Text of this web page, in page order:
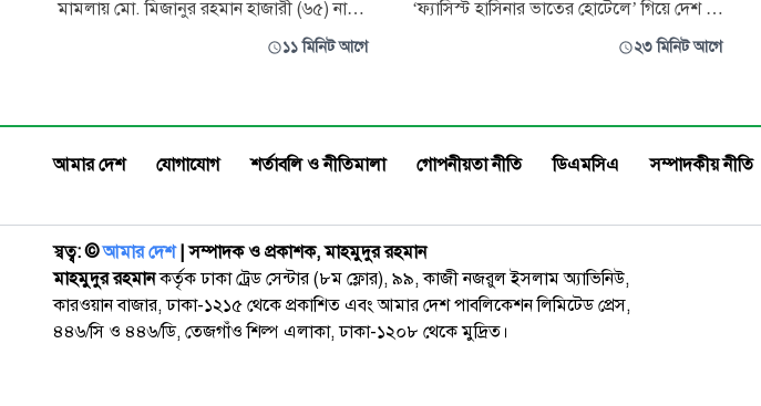
মামলায় মো. মিজানুর রহমান হাজারী (৬৫) নামে
এক আসামিকে যাবজ্জীবন কারাদণ্ড ও ৩০ হাজার
হয়েছে। একই মামলার অপর আসামি মেহেদী
হাসানের (২৯) বিরুদ্ধে অভিযোগ প্রমাণিত না হওয়া
১১ মিনিট আগে
‘ফ্যাসিস্ট হাসিনার ভাতের হোটেলে’ গিয়ে দেশ ও
জাতির সঙ্গে গাদ্দারি করেছিল বলে মন্তব্য করেছেন
কাঁপানো গণঅভ্যুত্থানের ঐতিহাসিক পটভূমি রচনা
করেছিলেন বিএনপির ভারপ্রাপ্ত চেয়া
২৩ মিনিট আগে
আমার দেশ যোগাযোগ শর্তাবলি ও নীতিমালা গোপনীয়তা নীতি ডিএমসিএ সম্পাদকীয় নীতি
স্বত্ব: ©️আমার দেশ| সম্পাদক ও প্রকাশক, মাহমুদুর রহমান
মাহমুদুর রহমানকর্তৃক ঢাকা ট্রেড সেন্টার (৮ম ফ্লোর), ৯৯, কাজী নজরুল ইসলাম অ্যাভিনিউ,
কারওয়ান বাজার, ঢাকা-১২১৫ থেকে প্রকাশিত এবং আমার দেশ পাবলিকেশন লিমিটেড প্রেস,
৪৪৬/সি ও ৪৪৬/ডি, তেজগাঁও শিল্প এলাকা, ঢাকা-১২০৮ থেকে মুদ্রিত।